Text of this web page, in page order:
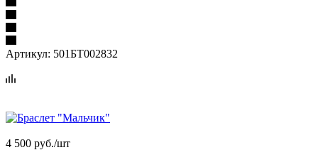
Артикул: 501БТ002832
4 500 руб./шт